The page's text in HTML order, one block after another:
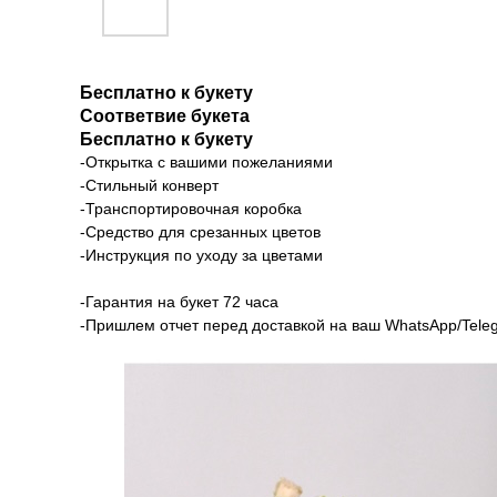
Бесплатно к букету
Соответвие букета
Бесплатно к букету
-Открытка с вашими пожеланиями
-Стильный конверт
-Транспортировочная коробка
-Средство для срезанных цветов
-Инструкция по уходу за цветами
-Гарантия на букет 72 часа
-Пришлем отчет перед доставкой на ваш WhatsApp/